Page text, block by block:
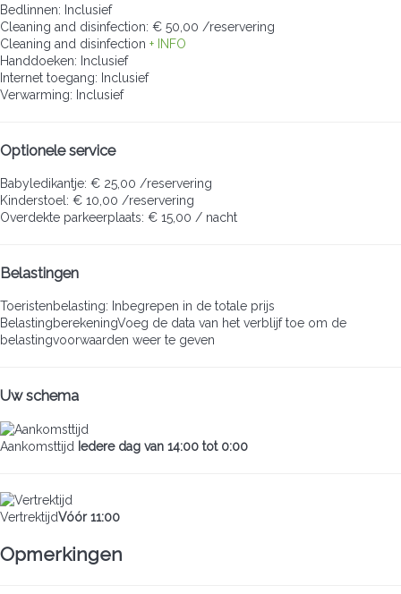
Bedlinnen: Inclusief
Cleaning and disinfection: € 50,00 /reservering
Cleaning and disinfection + INFO
Handdoeken: Inclusief
Internet toegang: Inclusief
Verwarming: Inclusief
Optionele service
Babyledikantje: € 25,00 /reservering
Kinderstoel: € 10,00 /reservering
Overdekte parkeerplaats: € 15,00 / nacht
Belastingen
Toeristenbelasting: Inbegrepen in de totale prijs
BelastingberekeningVoeg de data van het verblijf toe om de
belastingvoorwaarden weer te geven
Uw schema
Aankomsttijd Iedere dag van 14:00 tot 0:00
VertrektijdVóór 11:00
Opmerkingen